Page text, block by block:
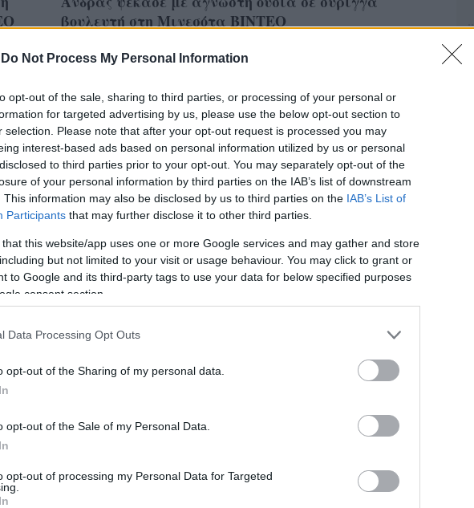
Do Not Process My Personal Information
opt-out of the sale, sharing to third parties, or processing of your personal or
for targeted advertising by us, please use the below opt-out section to
selection. Please note that after your opt-out request is processed you may
interest-based ads based on personal information utilized by us or personal
to third parties prior to your opt-out. You may separately opt-out of the
of your personal information by third parties on the IAB’s list of downstream
This information may also be disclosed by us to third parties on the IAB’s List of
Participants that may further disclose it to other third parties.
that this website/app uses one or more Google services and may gather and store
but not limited to your visit or usage behaviour. You may click to grant or
to Google and its third-party tags to use your data for below specified purposes
consent section.
Data Processing Opt Outs
opt-out of the Sharing of my personal data.
opt-out of the Sale of my Personal Data.
opt-out of processing my Personal Data for Targeted
βουλευτή στη Μινεσότα ΒΙΝΤΕΟ
ΚΟΜΜΑΤΑ
Αδωνις Γεωργιάδης για Καραναστάση: «Διορίστηκε
βουλευτής από την Κωνσταντοπούλου, δεν εξελέγη»